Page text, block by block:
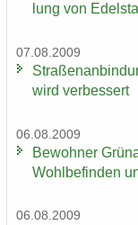
lung von
07.08.2009
wird ver­bes­sert
06.08.2009
Be­woh­ner
Wohl­be­fin­den
06.08.2009